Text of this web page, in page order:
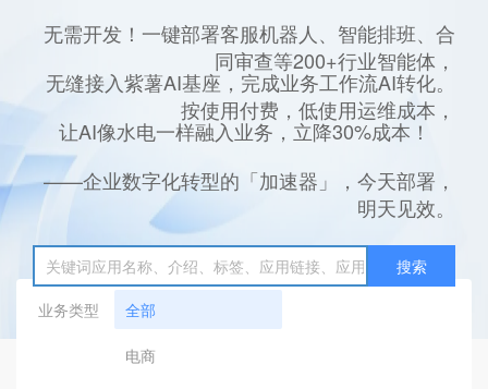
无需开发！一键部署客服机器人、智能排班、合
同审查等200+行业智能体，
无缝接入紫薯AI基座，完成业务工作流AI转化。
按使用付费，低使用运维成本，
让AI像水电一样融入业务，立降30%成本！
——企业数字化转型的「加速器」，今天部署，
明天见效。
搜索
业务类型
全部
电商